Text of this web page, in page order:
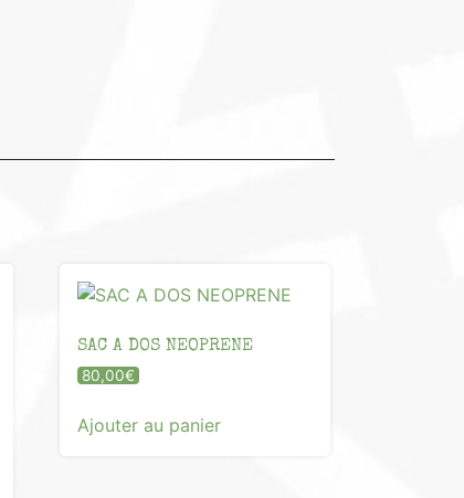
SAC A DOS NEOPRENE
80,00€
Ajouter au panier